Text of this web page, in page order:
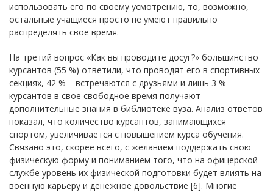
использовать его по своему усмотрению, то, возможно,
остальные учащиеся просто не умеют правильно
распределять свое время.
На третий вопрос «Как вы проводите досуг?» большинство
курсантов (55 %) ответили, что проводят его в спортивных
секциях, 42 % – встречаются с друзьями и лишь 3 %
курсантов в свое свободное время получают
дополнительные знания в библиотеке вуза. Анализ ответов
показал, что количество курсантов, занимающихся
спортом, увеличивается с повышением курса обучения.
Связано это, скорее всего, с желанием поддержать свою
физическую форму и пониманием того, что на офицерской
службе уровень их физической подготовки будет влиять на
военную карьеру и денежное довольствие [6]. Многие